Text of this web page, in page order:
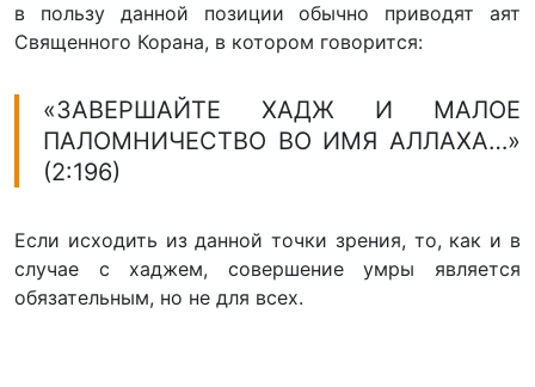
в пользу данной позиции обычно приводят аят
Священного Корана, в котором говорится:
«ЗАВЕРШАЙТЕ ХАДЖ И МАЛОЕ
ПАЛОМНИЧЕСТВО ВО ИМЯ АЛЛАХА…»
(2:196)
Если исходить из данной точки зрения, то, как и в
случае с хаджем, совершение умры является
обязательным, но не для всех.